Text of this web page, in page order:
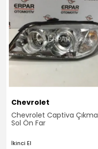
Chevrolet
Chevrolet Captiva Çıkma
Sol Ön Far
İkinci El